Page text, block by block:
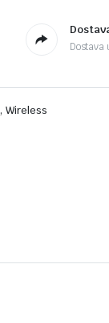
, Wireless